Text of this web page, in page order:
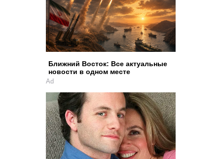
Ближний Восток: Все актуальные
новости в одном месте
Ad